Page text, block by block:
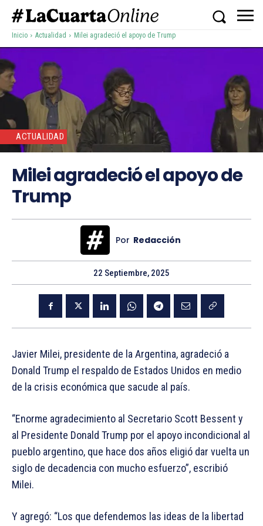
Inicio Actualidad Milei agradeció el apoyo de Trump
ACTUALIDAD
Milei agradeció el apoyo de
Trump
Por Redacción
22 Septiembre, 2025
Javier Milei, presidente de la Argentina, agradeció a
Donald Trump el respaldo de Estados Unidos en medio
de la crisis económica que sacude al país.
“Enorme agradecimiento al Secretario Scott Bessent y
al Presidente Donald Trump por el apoyo incondicional al
pueblo argentino, que hace dos años eligió dar vuelta un
siglo de decadencia con mucho esfuerzo”, escribió
Milei.
Y agregó: “Los que defendemos las ideas de la libertad